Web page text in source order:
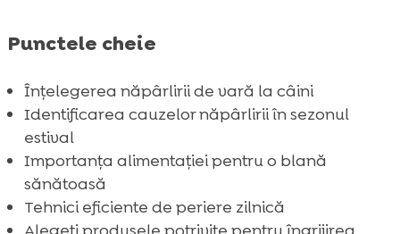
 Alegeți produsele potrivite pentru îngrijirea
 Rolul suplimentelor alimentare
 Gestionarea mediului casnic
Consultațiile regulate la veterinar
 Alergii sezoniere și impactul lor
 Diferite rase, comportamente diferite
Punctele cheie
Înțelegerea năpârlirii de vară la câini
Identificarea cauzelor năpârlirii în sezonul
estival
Importanța alimentației pentru o blană
sănătoasă
Tehnici eficiente de periere zilnică